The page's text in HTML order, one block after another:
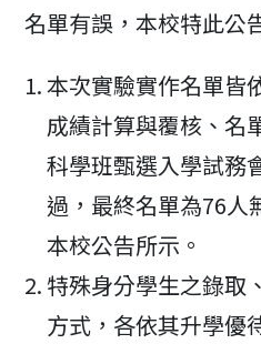
名單有誤，本校特此公
本次實驗實作名單皆
成績計算與覆核、名
科學班甄選入學試務
過，最終名單為76人
本校公告所示。
特殊身分學生之錄取
方式，各依其升學優